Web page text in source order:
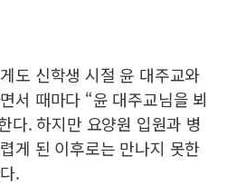
도 신학생 시절 윤 대주교와
서 때마다 “윤 대주교님을 뵈
다. 하지만 요양원 입원과 병
게 된 이후로는 만나지 못한
.